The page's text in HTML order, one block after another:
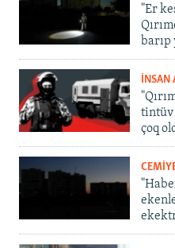
"Er
barıp
İNSAN
tintüv
çoq